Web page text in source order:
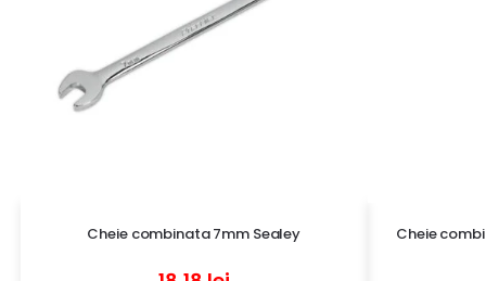
Cheie combinata 7mm Sealey Cheie